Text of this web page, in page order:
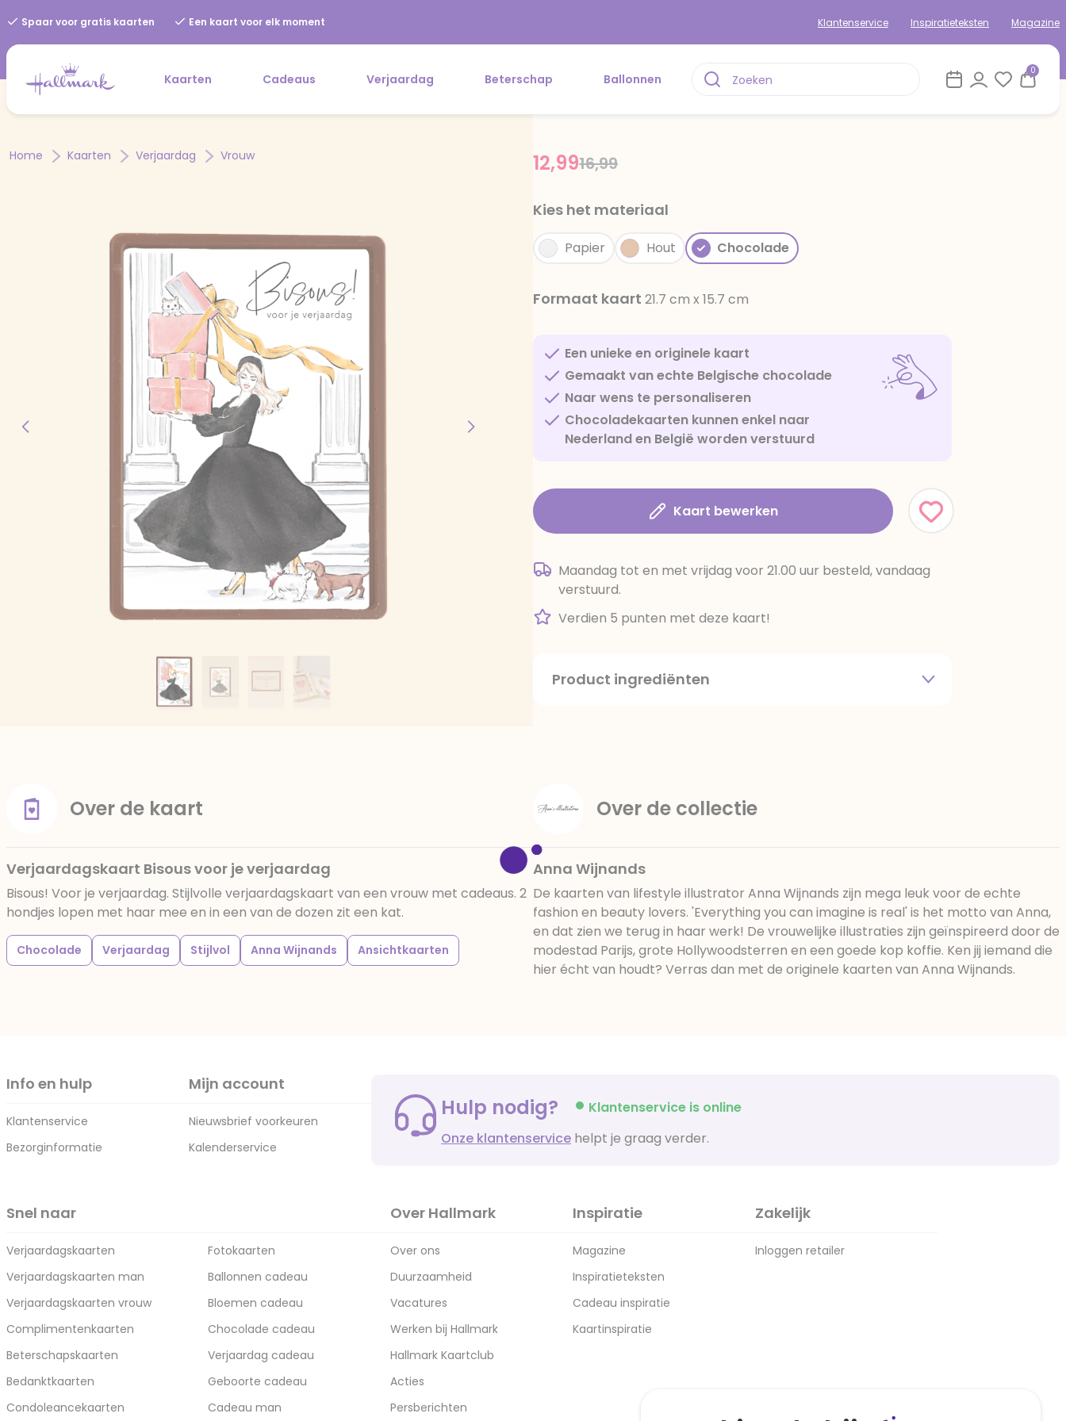
Spaar voor gratis kaarten Een kaart voor elk moment Klantenservice Inspiratieteksten Magazine
Kaarten Cadeaus Verjaardag Beterschap Ballonnen
0
Home Kaarten Verjaardag Vrouw Price reduced from
16,99to
12,99
Kies het materiaal
Papier Hout Chocolade
Formaat kaart 21.7 cm x 15.7 cm
Een unieke en originele kaart
Gemaakt van echte Belgische chocolade
Naar wens te personaliseren
Chocoladekaarten kunnen enkel naar
Nederland en België worden verstuurd
Kaart bewerken
Maandag tot en met vrijdag voor 21.00 uur besteld, vandaag
verstuurd.
Verdien 5 punten met deze kaart!
Product ingrediënten
beïnvloeden, E133, E151. Chocolade bevat ten minste 34%
en droog bewaren.
Over de kaart
Verjaardagskaart Bisous voor je verjaardag
Bisous! Voor je verjaardag. Stijlvolle verjaardagskaart van een vrouw met cadeaus. 2
hondjes lopen met haar mee en in een van de dozen zit een kat.
Chocolade Verjaardag Stijlvol Anna Wijnands Ansichtkaarten
Over de collectie
Anna Wijnands
De kaarten van lifestyle illustrator Anna Wijnands zijn mega leuk voor de echte
fashion en beauty lovers. 'Everything you can imagine is real' is het motto van Anna,
en dat zien we terug in haar werk! De vrouwelijke illustraties zijn geïnspireerd door de
modestad Parijs, grote Hollywoodsterren en een goede kop koffie. Ken jij iemand die
hier écht van houdt? Verras dan met de originele kaarten van Anna Wijnands.
Info en hulp
Klantenservice
Bezorginformatie
Mijn account
Nieuwsbrief voorkeuren
Kalenderservice
Hulp nodig?
Klantenservice is online
Onze klantenservice helpt je graag verder.
Snel naar
Verjaardagskaarten
Verjaardagskaarten man
Verjaardagskaarten vrouw
Complimentenkaarten
Beterschapskaarten
Bedanktkaarten
Condoleancekaarten
Fotokaarten
Ballonnen cadeau
Bloemen cadeau
Chocolade cadeau
Verjaardag cadeau
Geboorte cadeau
Cadeau man
Over Hallmark
Over ons
Duurzaamheid
Vacatures
Werken bij Hallmark
Hallmark Kaartclub
Acties
Persberichten
Inspiratie
Magazine
Inspiratieteksten
Cadeau inspiratie
Kaartinspiratie
Zakelijk
Inloggen retailer